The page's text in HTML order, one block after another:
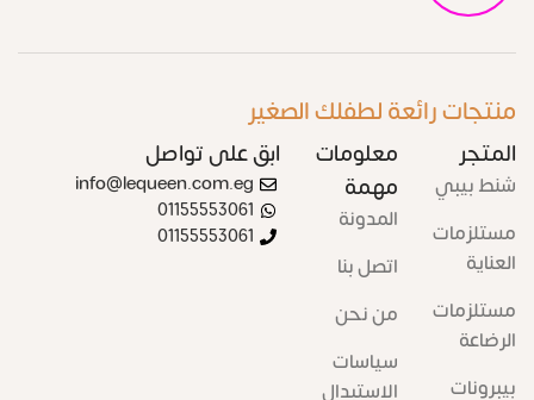
منتجات رائعة لطفلك الصغير
المتجر
شنط بيبي
مستلزمات
العناية
مستلزمات
الرضاعة
بيبرونات
معلومات
مهمة
المدونة
اتصل بنا
من نحن
سياسات
الاستبدال
ابق على تواصل
info@lequeen.com.eg
01155553061
01155553061